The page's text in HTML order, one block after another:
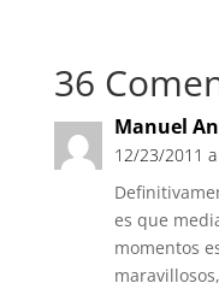
36
Manuel
12/23/2011
es que
momentos